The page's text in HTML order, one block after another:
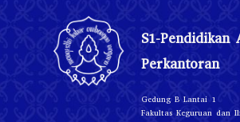
S1-Pendidikan
Perkantoran
Gedung B Lantai 1
Fakultas Keguruan dan